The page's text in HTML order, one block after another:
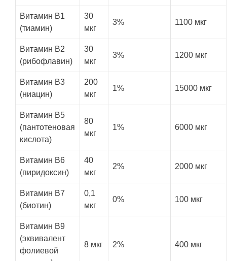
Витамин B1
(тиамин)
30
мкг
3% 1100 мкг
Витамин В2
(рибофлавин)
30
мкг
3% 1200 мкг
Витамин B3
(ниацин)
200
мкг
1% 15000 мкг
Витамин B5
(пантотеновая
кислота)
80
мкг
1% 6000 мкг
Витамин B6
(пиридоксин)
40
мкг
2% 2000 мкг
Витамин B7
(биотин)
0,1
мкг
0% 100 мкг
Витамин B9
(эквивалент
фолиевой
8 мкг 2% 400 мкг